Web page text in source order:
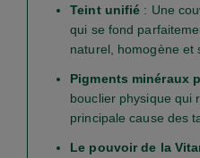
Teint unifié : Une
qui se fond
naturel, homogène et
Pigments minéraux
bouclier physique qui
principale cause des
Le pouvoir de la